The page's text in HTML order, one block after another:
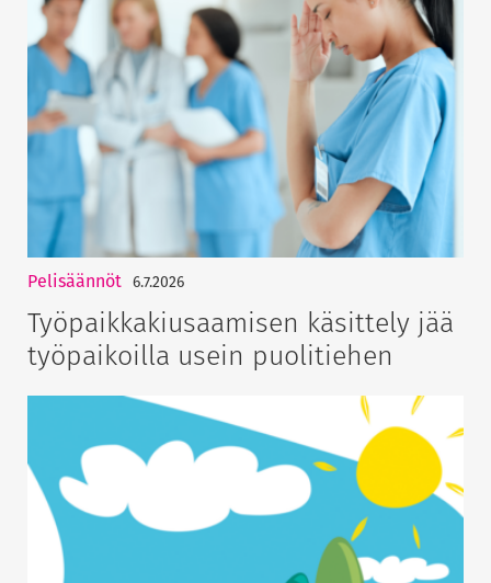
Pelisäännöt 6.7.2026
Työpaikkakiusaamisen käsittely jää
työpaikoilla usein puolitiehen